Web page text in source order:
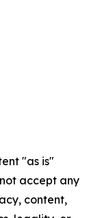
"as is"
accept any
content,